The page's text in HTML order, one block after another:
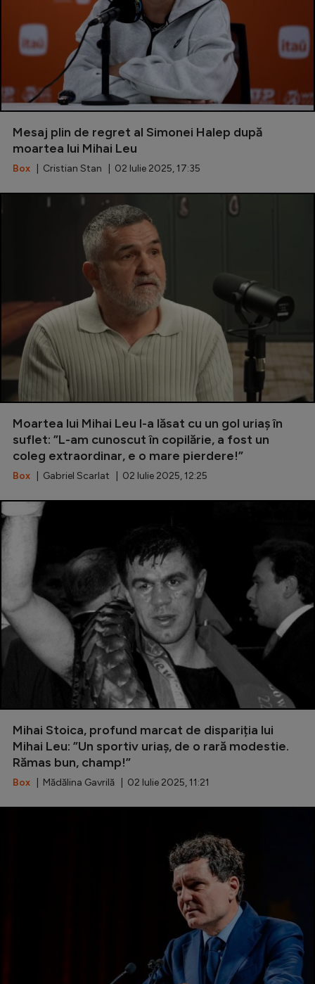
Mesaj plin de regret al Simonei Halep după
moartea lui Mihai Leu
Box | Cristian Stan | 02 Iulie 2025, 17:35
Moartea lui Mihai Leu l-a lăsat cu un gol uriaș în
suflet: ”L-am cunoscut în copilărie, a fost un
coleg extraordinar, e o mare pierdere!”
Box | Gabriel Scarlat | 02 Iulie 2025, 12:25
Mihai Stoica, profund marcat de dispariția lui
Mihai Leu: ”Un sportiv uriaș, de o rară modestie.
Rămas bun, champ!”
Box | Mădălina Gavrilă | 02 Iulie 2025, 11:21